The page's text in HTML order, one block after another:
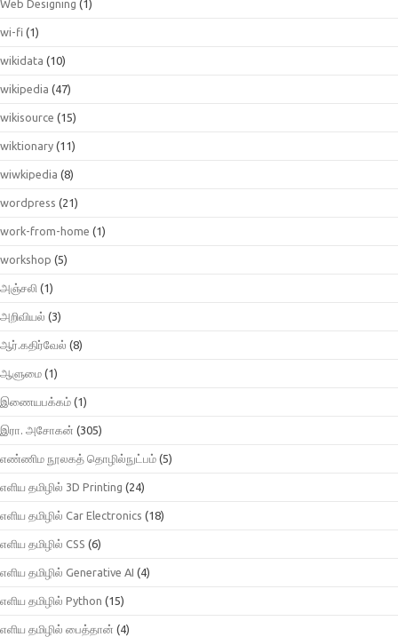
Web Designing (1)
wi-fi (1)
wikidata (10)
wikipedia (47)
wikisource (15)
wiktionary (11)
wiwkipedia (8)
wordpress (21)
work-from-home (1)
workshop (5)
அஞ்சலி (1)
அறிவியல் (3)
ஆர்.கதிர்வேல் (8)
ஆளுமை (1)
இணையபக்கம் (1)
இரா. அசோகன் (305)
எண்ணிம நூலகத் தொழில்நுட்பம் (5)
எளிய தமிழில் 3D Printing (24)
எளிய தமிழில் Car Electronics (18)
எளிய தமிழில் CSS (6)
எளிய தமிழில் Generative AI (4)
எளிய தமிழில் Python (15)
எளிய தமிழில் பைத்தான் (4)